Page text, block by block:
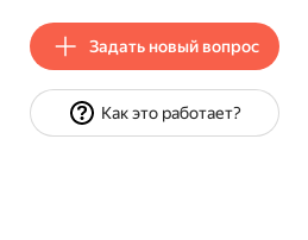
Задать новый вопрос
Как это работает?